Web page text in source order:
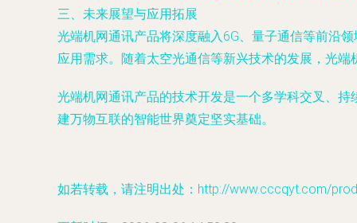
三、未来展望与应用拓展
光端机网通讯产品将深度融入6G、量子通信等前沿
应用需求。随着太空光通信等新兴技术的发展，光
光端机网通讯产品的技术开发是一个多学科交叉、
建万物互联的智能世界奠定坚实基础。
如若转载，请注明出处：http://www.cccqyt.com/